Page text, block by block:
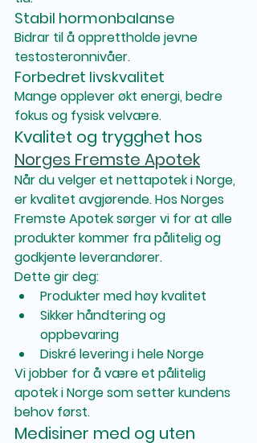
Stabil hormonbalanse
Bidrar til å opprettholde jevne
testosteronnivåer.
Forbedret livskvalitet
Mange opplever økt energi, bedre
fokus og fysisk velvære.
Kvalitet og trygghet hos
Norges Fremste Apotek
Når du velger et nettapotek i Norge,
er kvalitet avgjørende. Hos Norges
Fremste Apotek sørger vi for at alle
produkter kommer fra pålitelig og
godkjente leverandører.
Dette gir deg:
Produkter med høy kvalitet
Sikker håndtering og
oppbevaring
Diskré levering i hele Norge
Vi jobber for å være et pålitelig
apotek i Norge som setter kundens
behov først.
Medisiner med og uten